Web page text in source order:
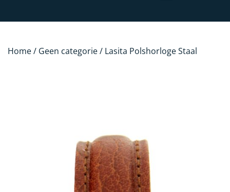
Home/ Geen categorie/ Lasita Polshorloge Staal